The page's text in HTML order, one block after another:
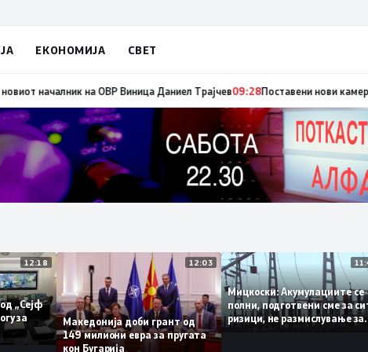
ЕКОНОМИЈА СВЕТ
Општина Ѓорче Петров09:29Работна средба на градоначалникот
12:18
од „Сејф
за
12:03
Македонија доби грант од
149 милиони евра за пругата
кон Бугарија
Мицкоски: Акумулациите
полни, подготвени сме
ризици, не размислување
поскапување на струјата